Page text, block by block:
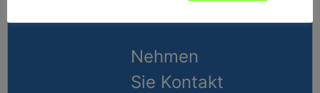
Nehmen
Sie Kontakt